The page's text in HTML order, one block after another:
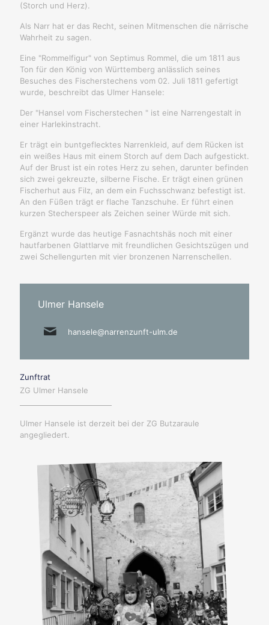
(Storch und Herz).
Als Narr hat er das Recht, seinen Mitmenschen die närrische
Wahrheit zu sagen.
Eine "Rommelfigur" von Septimus Rommel, die um 1811 aus
Ton für den König von Württemberg anlässlich seines
Besuches des Fischerstechens vom 02. Juli 1811 gefertigt
wurde, beschreibt das Ulmer Hansele:
Der "Hansel vom Fischerstechen " ist eine Narrengestalt in
einer Harlekinstracht.
Er trägt ein buntgeflecktes Narrenkleid, auf dem Rücken ist
ein weißes Haus mit einem Storch auf dem Dach aufgestickt.
Auf der Brust ist ein rotes Herz zu sehen, darunter befinden
sich zwei gekreuzte, silberne Fische. Er trägt einen grünen
Fischerhut aus Filz, an dem ein Fuchsschwanz befestigt ist.
An den Füßen trägt er flache Tanzschuhe. Er führt einen
kurzen Stecherspeer als Zeichen seiner Würde mit sich.
Ergänzt wurde das heutige Fasnachtshäs noch mit einer
hautfarbenen Glattlarve mit freundlichen Gesichtszügen und
zwei Schellengurten mit vier bronzenen Narrenschellen.
Ulmer Hansele
hansele@narrenzunft-ulm.de
Zunftrat
ZG Ulmer Hansele
Ulmer Hansele ist derzeit bei der ZG Butzaraule
angegliedert.